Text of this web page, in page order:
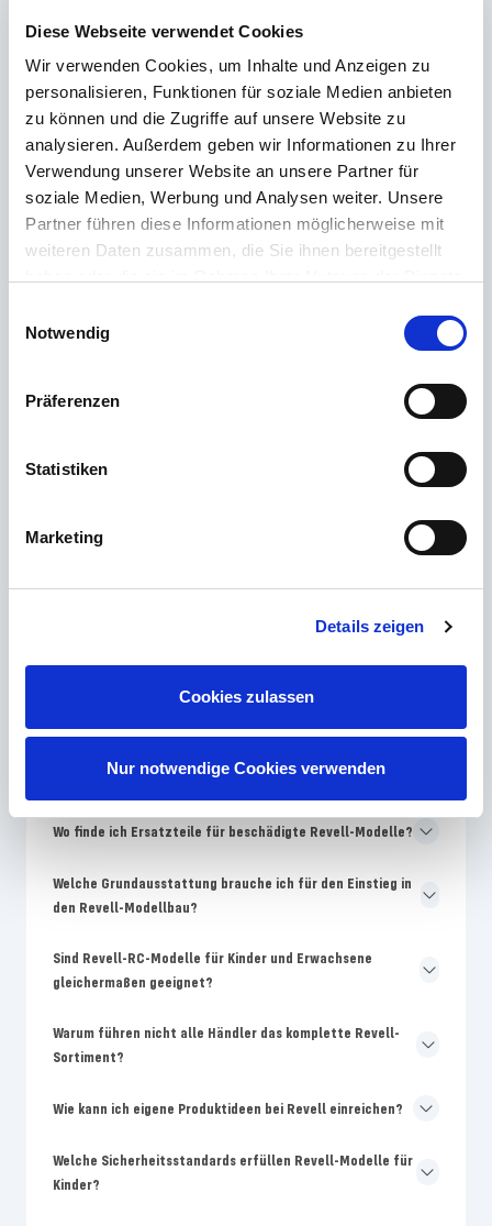
Diese Webseite verwendet Cookies
Wir verwenden Cookies, um Inhalte und Anzeigen zu
personalisieren, Funktionen für soziale Medien anbieten
zu können und die Zugriffe auf unsere Website zu
analysieren. Außerdem geben wir Informationen zu Ihrer
Verwendung unserer Website an unsere Partner für
soziale Medien, Werbung und Analysen weiter. Unsere
Partner führen diese Informationen möglicherweise mit
weiteren Daten zusammen, die Sie ihnen bereitgestellt
Notwendig
Präferenzen
Statistiken
Marketing
Details zeigen
Cookies zulassen
Nur notwendige Cookies verwenden
und Tat zur Seite – schnell, kompetent und persönlich. Egal ob technische
Details, Ersatzteile oder Tipps zur Nutzung: Wir sind für dich da.
Support rund um die Uhr
Telefon
+49 (0) 800 22 77 372 / +43 (0) 662 88 921 333
Montag bis Donnerstag 09:00 bis 15:00 Uhr, Freitag 09:00 bis 12:00 Uhr
Kontakt
Welches Revell Skill-Level ist für Modellbau-Anfänger am
Bausätze?
Wo finde ich Ersatzteile für beschädigte Revell-Modelle?
Welche Grundausstattung brauche ich für den Einstieg in
den Revell-Modellbau?
Sind Revell-RC-Modelle für Kinder und Erwachsene
gleichermaßen geeignet?
Warum führen nicht alle Händler das komplette Revell-
Sortiment?
Wie kann ich eigene Produktideen bei Revell einreichen?
Welche Sicherheitsstandards erfüllen Revell-Modelle für
Kinder?